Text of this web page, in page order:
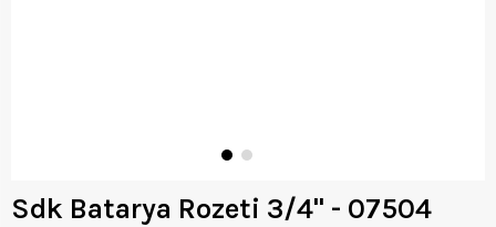
Sdk Batarya Rozeti 3/4'' - 07504